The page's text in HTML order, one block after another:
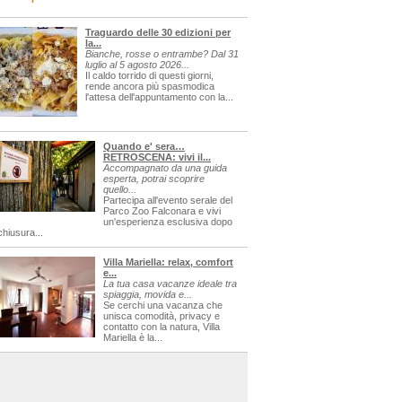
Traguardo delle 30 edizioni per
la...
Bianche, rosse o entrambe? Dal 31
luglio al 5 agosto 2026...
Il caldo torrido di questi giorni,
rende ancora più spasmodica
l'attesa dell'appuntamento con la...
Quando e' sera…
RETROSCENA: vivi il...
Accompagnato da una guida
esperta, potrai scoprire
quello...
Partecipa all'evento serale del
Parco Zoo Falconara e vivi
un'esperienza esclusiva dopo
Villa Mariella: relax, comfort
e...
La tua casa vacanze ideale tra
spiaggia, movida e...
Se cerchi una vacanza che
unisca comodità, privacy e
contatto con la natura, Villa
Mariella è la...